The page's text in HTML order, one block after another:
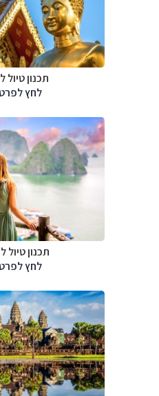
תכנון טיול
לחץ
תכנון טיול
לחץ